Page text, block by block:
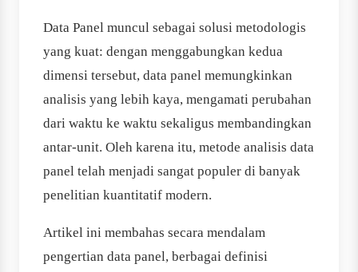
Data Panel muncul sebagai solusi metodologis
yang kuat: dengan menggabungkan kedua
dimensi tersebut, data panel memungkinkan
analisis yang lebih kaya, mengamati perubahan
dari waktu ke waktu sekaligus membandingkan
antar-unit. Oleh karena itu, metode analisis data
panel telah menjadi sangat populer di banyak
penelitian kuantitatif modern.
Artikel ini membahas secara mendalam
pengertian data panel, berbagai definisi